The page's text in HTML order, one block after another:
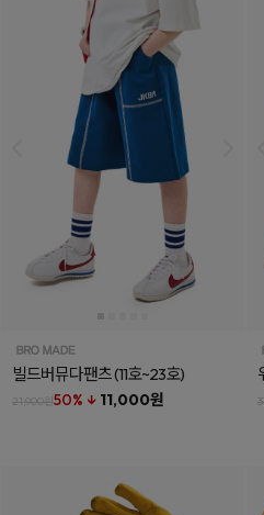
빌드버뮤다팬츠(11호~23호)
21,900원50% ↓ 11,000원